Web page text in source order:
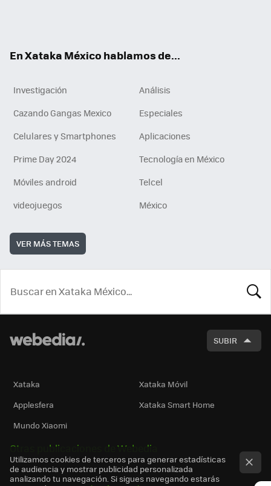
En Xataka México hablamos de...
Investigación
Análisis
Cazando Gangas Mexico
Especiales
Celulares y Smartphones
Aplicaciones
Prime Day 2024
Tecnología en México
Móviles android
Telcel
videojuegos
México
VER MÁS TEMAS
SUBIR
Xataka
Xataka Móvil
Applesfera
Xataka Smart Home
Mundo Xiaomi
Otras publicaciones de Webedia
Utilizamos cookies de terceros para generar estadísticas
de audiencia y mostrar publicidad personalizada
analizando tu navegación. Si sigues navegando estarás